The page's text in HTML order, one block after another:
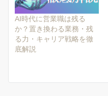
AI時代に営業職は残る
か？置き換わる業務・残
る力・キャリア戦略を徹
底解説